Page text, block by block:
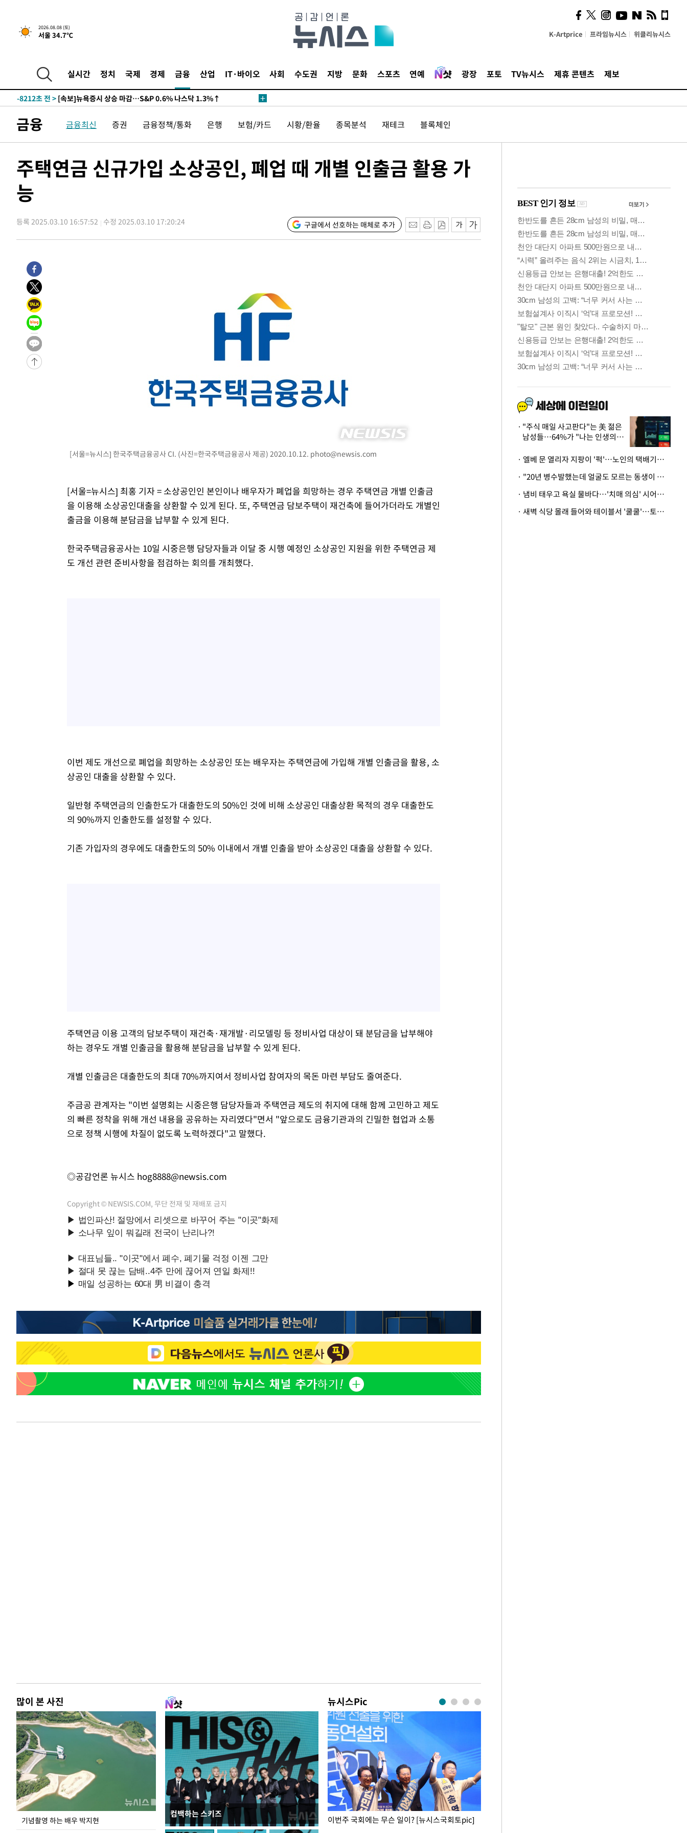
2026.08.08 (토)
서울 34.7℃ K-Artprice 프라임뉴시스 위클리뉴시스
실시간 정치 국제 경제 금융 산업 IT·바이오 사회 수도권 지방 문화 스포츠 연예 광장 포토 TV뉴시스 제휴 콘텐츠 제보
-8212초 전 >
-30930초 전 >극한폭염 한풀 꺾이지만…'낮 최고 35도' 무더위, 열대야 계속[다음
-26465초 전 >
[속보]'압수수색·성접대 논란' 축구협회 "실망과 걱정 안겨드려 죄
-15086초 전 >'최고 37도' 폭염 지속…강원동해안 최대 150㎜ 비
-30930초 전 >극한폭염 한풀 꺾이지만…'낮 최고 35도' 무더위, 열대야 계속[다음
주 날씨]
-27948초 전 >
-26465초 전 >
-8212초 전 >[속보]뉴욕증시 상승 마감…S&P 0.6% 나스닥 1.3%↑
금융 금융최신 증권 금융정책/통화 은행 보험/카드 시황/환율 종목분석 재테크 블록체인
주택연금 신규가입 소상공인, 폐업 때 개별 인출금 활용 가
능
등록 2025.03.10 16:57:52 수정 2025.03.10 17:20:24 구글에서 선호하는 매체로 추가
[서울=뉴시스] 한국주택금융공사 CI. (사진=한국주택금융공사 제공) 2020.10.12. photo@newsis.com
[서울=뉴시스] 최홍 기자 = 소상공인인 본인이나 배우자가 폐업을 희망하는 경우 주택연금 개별 인출금
을 이용해 소상공인대출을 상환할 수 있게 된다. 또, 주택연금 담보주택이 재건축에 들어가더라도 개별인
출금을 이용해 분담금을 납부할 수 있게 된다.
한국주택금융공사는 10일 시중은행 담당자들과 이달 중 시행 예정인 소상공인 지원을 위한 주택연금 제
도 개선 관련 준비사항을 점검하는 회의를 개최했다.
이번 제도 개선으로 폐업을 희망하는 소상공인 또는 배우자는 주택연금에 가입해 개별 인출금을 활용, 소
상공인 대출을 상환할 수 있다.
일반형 주택연금의 인출한도가 대출한도의 50%인 것에 비해 소상공인 대출상환 목적의 경우 대출한도
의 90%까지 인출한도를 설정할 수 있다.
기존 가입자의 경우에도 대출한도의 50% 이내에서 개별 인출을 받아 소상공인 대출을 상환할 수 있다.
주택연금 이용 고객의 담보주택이 재건축·재개발·리모델링 등 정비사업 대상이 돼 분담금을 납부해야
하는 경우도 개별 인출금을 활용해 분담금을 납부할 수 있게 된다.
개별 인출금은 대출한도의 최대 70%까지여서 정비사업 참여자의 목돈 마련 부담도 줄여준다.
주금공 관계자는 "이번 설명회는 시중은행 담당자들과 주택연금 제도의 취지에 대해 함께 고민하고 제도
의 빠른 정착을 위해 개선 내용을 공유하는 자리였다"면서 "앞으로도 금융기관과의 긴밀한 협업과 소통
으로 정책 시행에 차질이 없도록 노력하겠다"고 말했다.
◎공감언론 뉴시스 hog8888@newsis.com
Copyright © NEWSIS.COM, 무단 전재 및 재배포 금지
많이 본 사진
기념촬영 하는 배우 박지현
컴백하는 스키즈
뉴시스Pic
이 대통령, 국가폭력 피해자에 위로·사과…"국가
가 책임지고 치유"
이번주 국회에는 무슨 일이? [뉴시스국회토pic]
시, 스마트폰 액세서리에
NFC 더했다
"주식 매일 사고판다"는 美 젊은
남성들…64%가 "나는 인생의
· 엘베 문 열리자 지팡이 '퍽'…노인의 택배기사 폭행 이유
· "20년 병수발했는데 얼굴도 모르는 동생이 유산 절반을"…배다른 형제 상속권 있을까
· 냄비 태우고 욕실 물바다…'치매 의심' 시어머니 검사 권유했다가 '날벼락'
· 새벽 식당 몰래 들어와 테이블서 '쿨쿨'…토사물 남기고 사라진 남성